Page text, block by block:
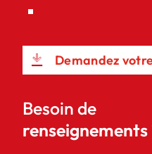
Demandez
Besoin de
renseignements